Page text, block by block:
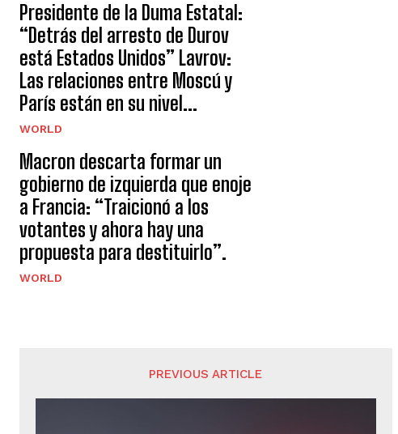
Presidente de la Duma Estatal:
“Detrás del arresto de Durov
está Estados Unidos” Lavrov:
Las relaciones entre Moscú y
París están en su nivel...
WORLD
Macron descarta formar un
gobierno de izquierda que enoje
a Francia: “Traicionó a los
votantes y ahora hay una
propuesta para destituirlo”.
WORLD
PREVIOUS ARTICLE